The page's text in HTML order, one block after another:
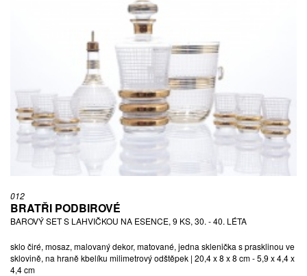
012
BRATŘI PODBIROVÉ
BAROVÝ SET S LAHVIČKOU NA ESENCE, 9 KS, 30. - 40. LÉTA
sklo čiré, mosaz, malovaný dekor, matované, jedna sklenička s prasklinou ve
sklovině, na hraně kbelíku milimetrový odštěpek | 20,4 x 8 x 8 cm - 5,9 x 4,4 x
4,4 cm